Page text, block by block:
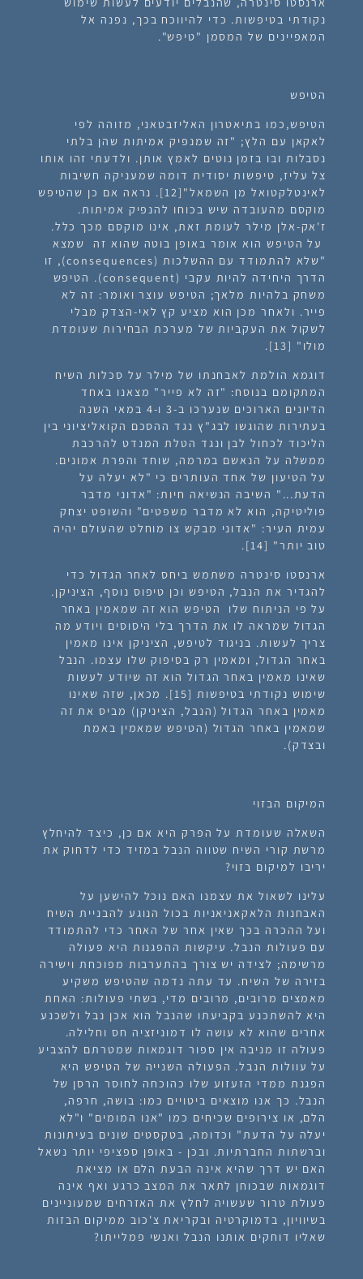
נקודתי בטיפשות. כדי להיווכח בכך, נפנה אל
המאפיינים של המסמן "טיפש".
הטיפש
הטיפש,כמו בתיאטרון האליזבטאני, מזוהה לפי
לאקאן עם הלץ; "זה שמנפיק אמיתות שהן בלתי
נסבלות ובו בזמן נוטים לאמץ אותן. ולדעתי זהו אותו
צל עליז, טיפשות יסודית דומה שמעניקה חשיבות
לאינטלקטואל מן השמאל"[12]. נראה אם כן שהטיפש
מוקסם מהעובדה שיש בכוחו להנפיק אמיתות.
ז'אק-אלן מילר לעומת זאת, אינו מוקסם מכך כלל.
על הטיפש הוא אומר באופן בוטה שהוא זה שמצא
"שלא להתמודד עם ההשלכות (consequences), זו
הדרך היחידה להיות עקבי (consequent). הטיפש
משחק בלהיות מלאך; הטיפש עוצר ואומר: זה לא
פייר. ולאחר מכן הוא מציע קץ לאי-הצדק מבלי
לשקול את העקביות של מערכת הבחירות שעומדת
מולו" [13].
דוגמא הולמת לאבחנתו של מילר על סִכלות השיח
המתקומם בנוסח: "זה לא פייר" מצאנו באחד
הדיונים הארוכים שנערכו ב-3 ו-4 במאי השנה
בעתירות שהוגשו לבג"ץ נגד ההסכם הקואליציוני בין
הליכוד לכחול לבן ונגד הטלת המנדט להרכבת
ממשלה על הנאשם במרמה, שוחד והפרת אמונים.
על הטיעון של אחד העותרים כי "לא יעלה על
הדעת..." השיבה הנשיאה חיות: "אדוני מדבר
פוליטיקה, הוא לא מדבר משפטים" והשופט יצחק
עמית העיר: "אדוני מבקש צו מוחלט שהעולם יהיה
טוב יותר" [14].
ארנסטו סינטרה משתמש ביחס לאחר הגדול כדי
להגדיר את הנבל, הטיפש וכן טיפוס נוסף, הציניקן.
על פי הניתוח שלו הטיפש הוא זה שמאמין באחר
הגדול שמראה לו את הדרך בלי היסוסים ויודע מה
צריך לעשות. בניגוד לטיפש, הציניקן אינו מאמין
באחר הגדול, ומאמין רק בסיפוק שלו עצמו. הנבל
שאינו מאמין באחר הגדול הוא זה שיודע לעשות
שימוש נקודתי בטיפשות [15]. מכאן, שזה שאינו
מאמין באחר הגדול (הנבל, הציניקן) מביס את זה
שמאמין באחר הגדול (הטיפש שמאמין באמת
ובצדק).
המיקום הבזוי
השאלה שעומדת על הפרק היא אם כן, כיצד להיחלץ
מרשת קורי השיח שטווה הנבל במזיד כדי לדחוק את
יריבו למיקום בזוי?
עלינו לשאול את עצמנו האם נוכל להישען על
האבחנות הלאקאניאניות בכול הנוגע להבניית השיח
ועל ההכרה בכך שאין אחר של האחר כדי להתמודד
עם פעולות הנבל. עיקשות ההפגנות היא פעולה
מרשימה; לצידה יש צורך בהתערבות מפוכחת וישירה
בזירה של השיח. עד עתה נדמה שהטיפש משקיע
מאמצים מרובים, מרובים מדי, בשתי פעולות: האחת
היא להשתכנע בקביעתו שהנבל הוא אכן נבל ולשכנע
אחרים שהוא לא עושה לו דמוניזציה חס וחלילה.
פעולה זו מניבה אין ספור דוגמאות שמטרתם להצביע
על עוולות הנבל. הפעולה השנייה של הטיפש היא
הפגנת ממדי הזעזוע שלו כהוכחה לחוסר הרסן של
הנבל. כך אנו מוצאים ביטויים כמו: בושה, חרפה,
הלם, או צירופים שכיחים כמו "אנו המומים" ו"לא
יעלה על הדעת" וכדומה, בטקסטים שונים בעיתונות
וברשתות החברתיות. ובכן - באופן ספציפי יותר נשאל
האם יש דרך שהיא אינה הבעת הלם או מציאת
דוגמאות שבכוחן לתאר את המצב כרגע ואף אינה
פעולת טרור שעשויה לחלץ את האזרחים שמעוניינים
בשיוויון, בדמוקרטיה ובקריאת צ'כוב ממיקום הבזות
שאליו דוחקים אותנו הנבל ואנשי פמלייתו?